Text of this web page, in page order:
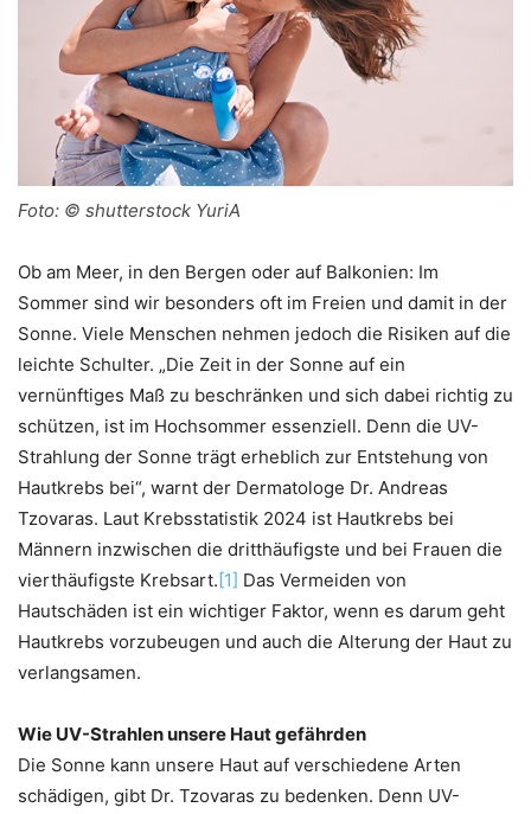
Foto: © shutterstock YuriA
Ob am Meer, in den Bergen oder auf Balkonien: Im
Sommer sind wir besonders oft im Freien und damit in der
Sonne. Viele Menschen nehmen jedoch die Risiken auf die
leichte Schulter. „Die Zeit in der Sonne auf ein
vernünftiges Maß zu beschränken und sich dabei richtig zu
schützen, ist im Hochsommer essenziell. Denn die UV-
Strahlung der Sonne trägt erheblich zur Entstehung von
Hautkrebs bei“, warnt der Dermatologe Dr. Andreas
Tzovaras. Laut Krebsstatistik 2024 ist Hautkrebs bei
Männern inzwischen die dritthäufigste und bei Frauen die
vierthäufigste Krebsart. [1] Das Vermeiden von
Hautschäden ist ein wichtiger Faktor, wenn es darum geht
Hautkrebs vorzubeugen und auch die Alterung der Haut zu
verlangsamen.
Wie UV-Strahlen unsere Haut gefährden
Die Sonne kann unsere Haut auf verschiedene Arten
schädigen, gibt Dr. Tzovaras zu bedenken. Denn UV-